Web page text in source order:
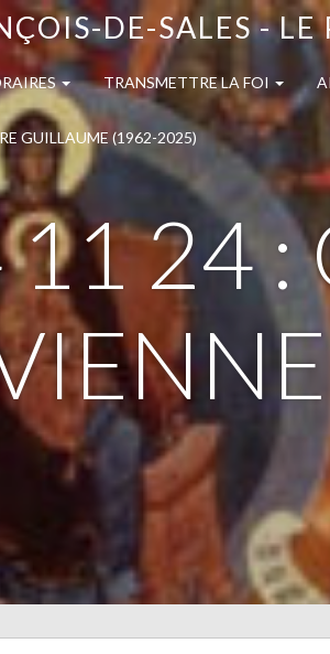
DE-SALES - LE
TRANSMETTRE LA FOI
GUILLAUME (1962-2025)
24 :